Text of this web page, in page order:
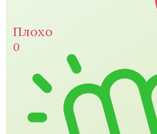
Плохо
0